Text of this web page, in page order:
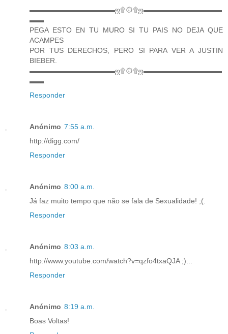
▬▬▬▬▬▬▬▬▬▬▬▬ஜ۩۞۩ஜ▬▬▬▬▬▬▬▬▬▬▬
▬▬
PEGA ESTO EN TU MURO SI TU PAIS NO DEJA QUE
ACAMPES
POR TUS DERECHOS, PERO SI PARA VER A JUSTIN
BIEBER.
▬▬▬▬▬▬▬▬▬▬▬▬ஜ۩۞۩ஜ▬▬▬▬▬▬▬▬▬▬▬
▬▬
Responder
Anónimo 7:55 a.m.
http://digg.com/
Responder
Anónimo 8:00 a.m.
Já faz muito tempo que não se fala de Sexualidade! ;(.
Responder
Anónimo 8:03 a.m.
http://www.youtube.com/watch?v=qzfo4txaQJA ;)...
Responder
Anónimo 8:19 a.m.
Boas Voltas!